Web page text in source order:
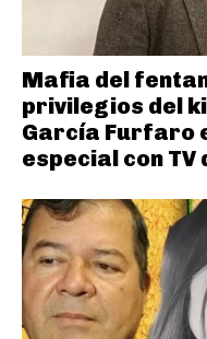
Mafia del
privilegios del
García Furfaro
especial con TV